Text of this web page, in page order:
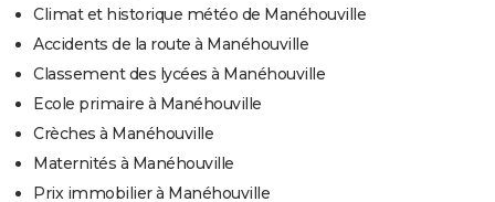
Climat et historique météo de Manéhouville
Accidents de la route à Manéhouville
Classement des lycées à Manéhouville
Ecole primaire à Manéhouville
Crèches à Manéhouville
Maternités à Manéhouville
Prix immobilier à Manéhouville